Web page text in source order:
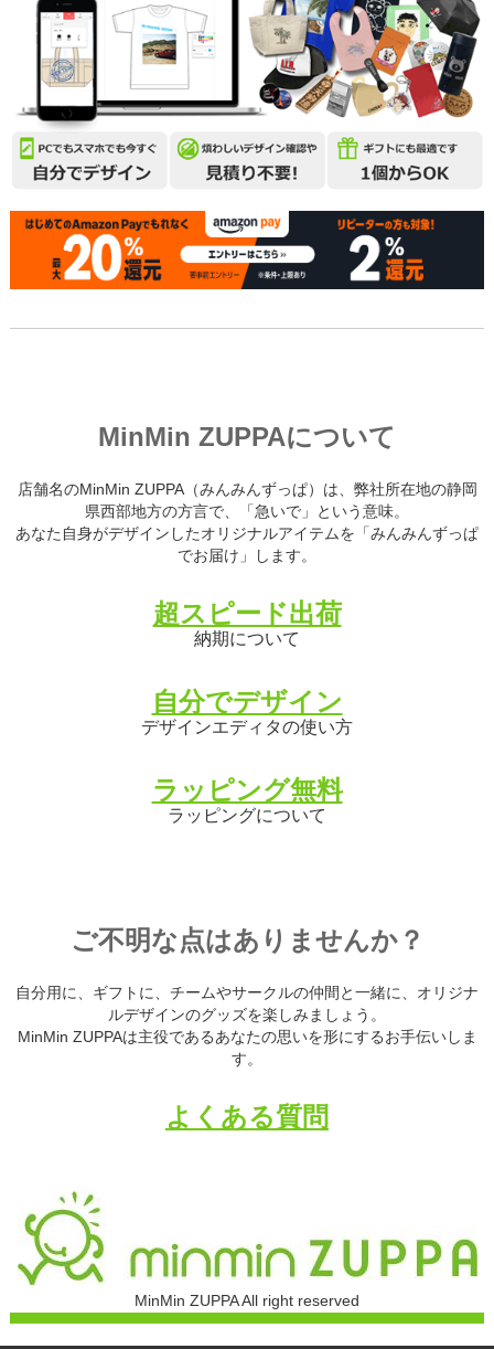
MinMin ZUPPAについて
店舗名のMinMin ZUPPA（みんみんずっぱ）は、弊社所在地の静岡
県西部地方の方言で、「急いで」という意味。
あなた自身がデザインしたオリジナルアイテムを「みんみんずっぱ
でお届け」します。
超スピード出荷
納期について
自分でデザイン
デザインエディタの使い方
ラッピング無料
ラッピングについて
ご不明な点はありませんか？
自分用に、ギフトに、チームやサークルの仲間と一緒に、オリジナ
ルデザインのグッズを楽しみましょう。
MinMin ZUPPAは主役であるあなたの思いを形にするお手伝いしま
す。
よくある質問
MinMin ZUPPA All right reserved